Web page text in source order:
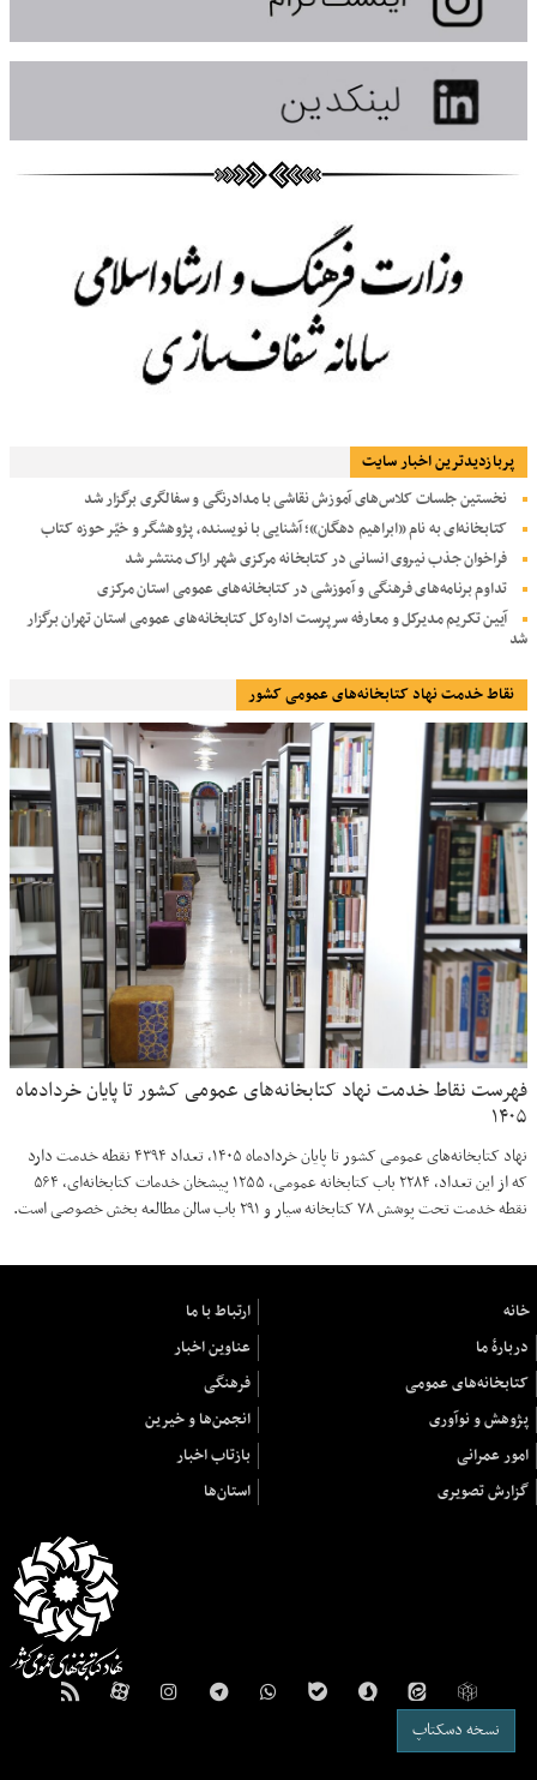
پربازديدترين اخبار سایت
نخستین جلسات کلاس‌های آموزش نقاشی با مدادرنگی و سفالگری برگزار شد
کتابخانه‌ای به نام «ابراهیم دهگان»؛ آشنایی با نویسنده، پژوهشگر و خیّر حوزه کتاب
فراخوان جذب نیروی انسانی در کتابخانه مرکزی شهر اراک منتشر شد
تداوم برنامه‌های فرهنگی و آموزشی در کتابخانه‌های عمومی استان مرکزی
آیین تکریم مدیرکل و معارفه سرپرست اداره‌کل کتابخانه‌های عمومی استان تهران برگزار
شد
نقاط خدمت نهاد کتابخانه‌های عمومی کشور
فهرست نقاط خدمت نهاد کتابخانه‌های عمومی کشور تا پایان خردادماه
۱۴۰۵
نهاد کتابخانه‌های عمومی کشور تا پایان خردادماه ۱۴۰۵، تعداد ۴۳۹۴ نقطه خدمت دارد
که از این تعداد، ۲۲۸۴ باب کتابخانه عمومی، ۱۲۵۵ پیشخان خدمات کتابخانه‌ای، ۵۶۴
نقطه خدمت تحت پوشش ۷۸ کتابخانه سیار و ۲۹۱ باب سالن مطالعه بخش خصوصی است.
خانه
ارتباط با ما
دربارهٔ ما
عناوین اخبار
کتابخانه‌های عمومی
فرهنگی
پژوهش و نوآوری
انجمن‌ها و خیرین
امور عمرانی
بازتاب اخبار
گزارش تصویری
استان‌ها
نسخه دسکتاپ